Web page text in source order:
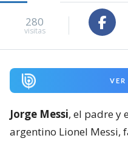
280
visitas
VER
Jorge Messi, el padre y
argentino Lionel Messi,